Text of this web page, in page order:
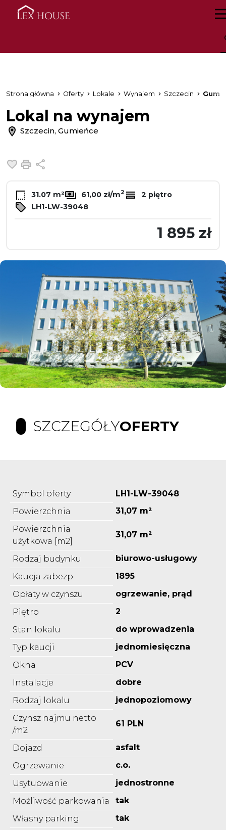
Strona główna Oferty Lokale Wynajem Szczecin
Lokal na wynajem
Szczecin, Gumieńce
Dodaj do ulubionych
Drukuj
31.07 m² 61,00 zł/m2
2 piętro
LH1-LW-39048
1 895 zł
SZCZEGÓŁYOFERTY
Symbol oferty
LH1-LW-39048
Powierzchnia
31,07 m²
Powierzchnia
użytkowa [m2]
31,07 m²
Rodzaj budynku
biurowo-usługowy
Kaucja zabezp.
1895
Opłaty w czynszu
ogrzewanie, prąd
Piętro
2
Stan lokalu
do wprowadzenia
Typ kaucji
jednomiesięczna
Okna
PCV
Instalacje
dobre
Rodzaj lokalu
jednopoziomowy
Czynsz najmu netto
/m2
61 PLN
Dojazd
asfalt
Ogrzewanie
c.o.
Usytuowanie
jednostronne
Możliwość parkowania
tak
Własny parking
tak